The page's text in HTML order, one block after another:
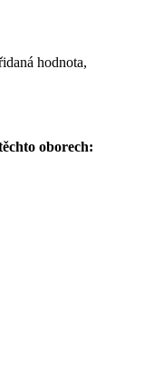
hodnota,
oborech: